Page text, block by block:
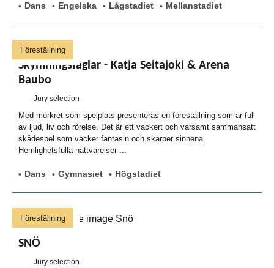
Dans Engelska Lågstadiet Mellanstadiet
Skymningsfåglar - Katja Seitajoki & Arena
Baubo
Jury selection
Föreställning
Med mörkret som spelplats presenteras en föreställning som är full
av ljud, liv och rörelse. Det är ett vackert och varsamt sammansatt
skådespel som väcker fantasin och skärper sinnena.
Hemlighetsfulla nattvarelser ...
Dans Gymnasiet Högstadiet
SNÖ
Jury selection
Föreställning